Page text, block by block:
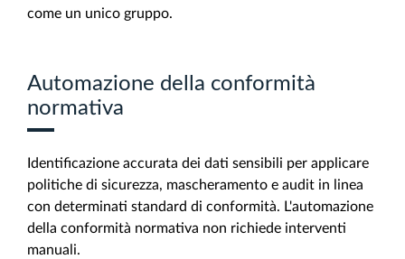
come un unico gruppo.
Automazione della conformità
normativa
Identificazione accurata dei dati sensibili per applicare
politiche di sicurezza, mascheramento e audit in linea
con determinati standard di conformità. L'automazione
della conformità normativa non richiede interventi
manuali.